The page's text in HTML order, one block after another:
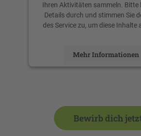
Ihren Aktivitäten sammeln. Bitte
Details durch und stimmen Sie
des Service zu, um diese Inhalte
Mehr Informationen
Management
Bewirb dich